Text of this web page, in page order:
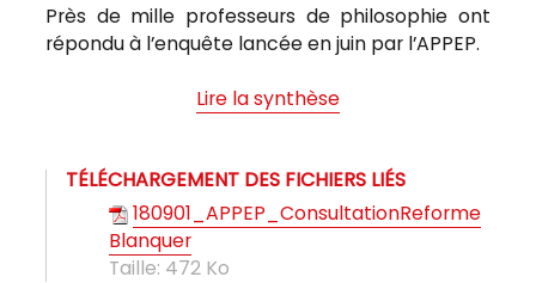
Près de mille professeurs de philosophie ont
répondu à l’enquête lancée en juin par l’APPEP.
Lire la synthèse
TÉLÉCHARGEMENT DES FICHIERS LIÉS
180901_APPEP_ConsultationReforme
Blanquer
Taille: 472 Ko